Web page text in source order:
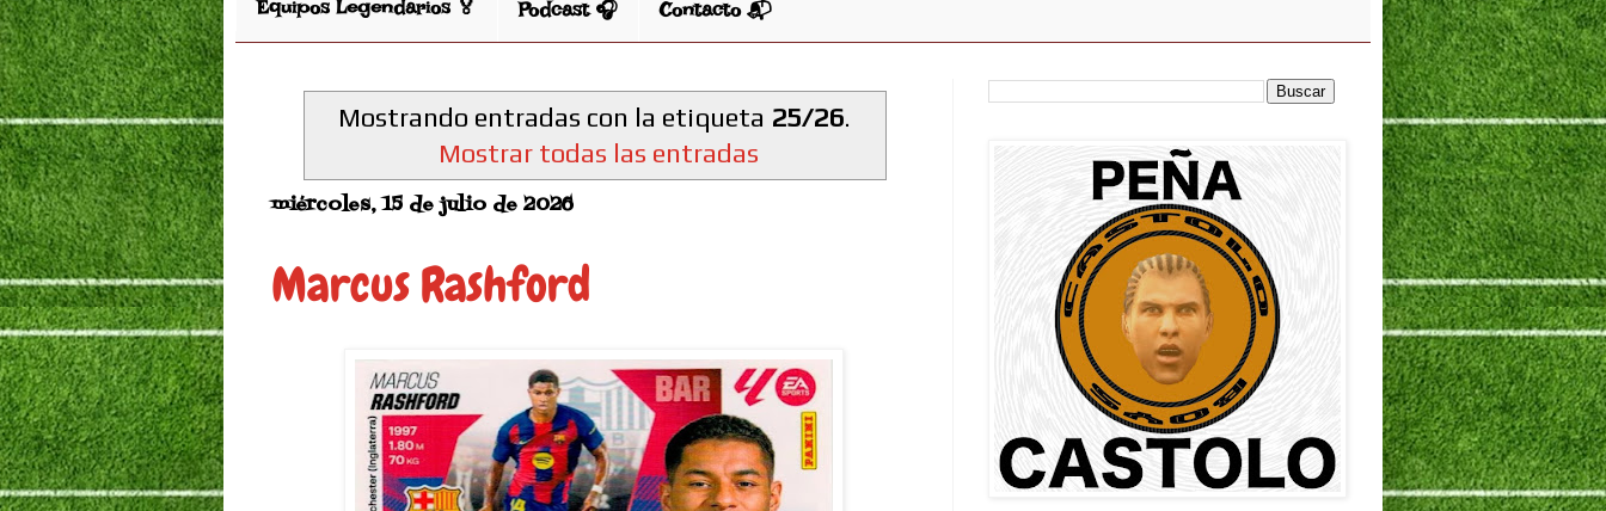
Equipos Legendarios 🏅 Podcast 🎧 Contacto 📬
Mostrando entradas con la etiqueta 25/26.
Mostrar todas las entradas
miércoles, 15 de julio de 2026
Marcus Rashford